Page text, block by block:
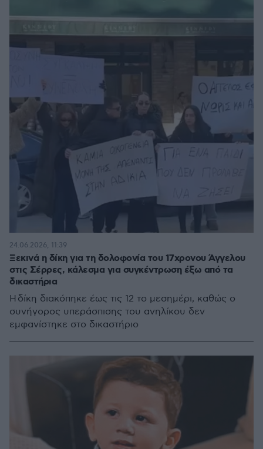
Ξεκινά η δίκη για τη δολοφονία του 17χρονου Άγγελου
στις Σέρρες, κάλεσμα για συγκέντρωση έξω από τα
δικαστήρια
Η δίκη διακόπηκε έως τις 12 το μεσημέρι, καθώς ο
συνήγορος υπεράσπισης του ανηλίκου δεν
εμφανίστηκε στο δικαστήριο
24.06.2026, 11:39